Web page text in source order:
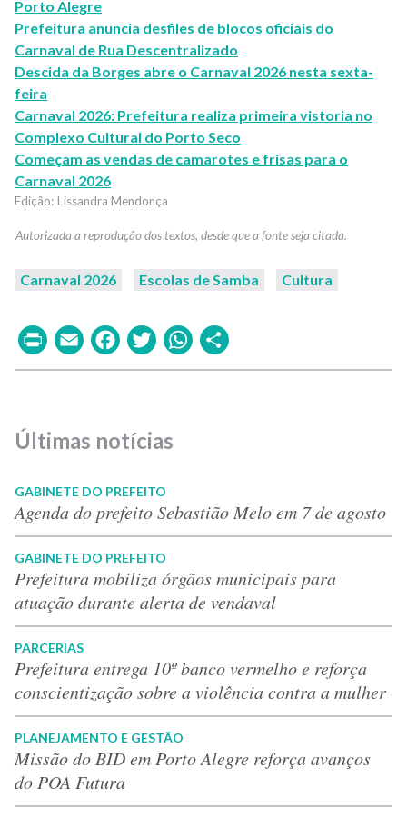
Porto Alegre
Prefeitura anuncia desfiles de blocos oficiais do
Carnaval de Rua Descentralizado
Descida da Borges abre o Carnaval 2026 nesta sexta-
feira
Carnaval 2026: Prefeitura realiza primeira vistoria no
Complexo Cultural do Porto Seco
Começam as vendas de camarotes e frisas para o
Carnaval 2026
Lissandra Mendonça
Carnaval 2026 Escolas de Samba Cultura
PrintEmailFacebook
TwitterWhatsApp
Últimas notícias
GABINETE DO PREFEITO
Agenda do prefeito Sebastião Melo em 7 de agosto
GABINETE DO PREFEITO
Prefeitura mobiliza órgãos municipais para
atuação durante alerta de vendaval
PARCERIAS
Prefeitura entrega 10º banco vermelho e reforça
conscientização sobre a violência contra a mulher
PLANEJAMENTO E GESTÃO
Missão do BID em Porto Alegre reforça avanços
do POA Futura